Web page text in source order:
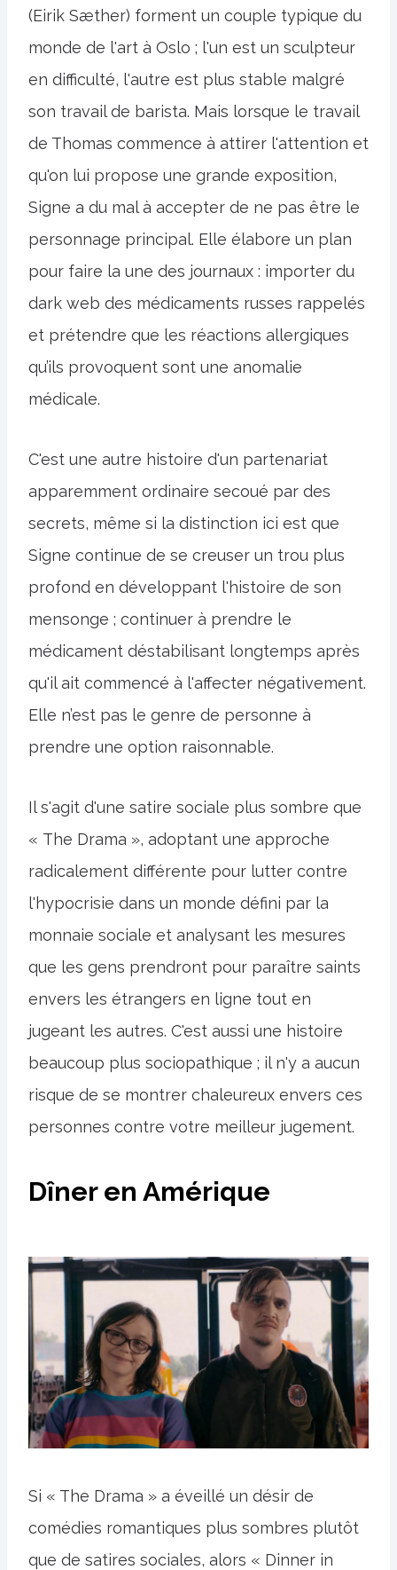
(Eirik Sæther) forment un couple typique du
monde de l'art à Oslo ; l'un est un sculpteur
en difficulté, l'autre est plus stable malgré
son travail de barista. Mais lorsque le travail
de Thomas commence à attirer l'attention et
qu'on lui propose une grande exposition,
Signe a du mal à accepter de ne pas être le
personnage principal. Elle élabore un plan
pour faire la une des journaux : importer du
dark web des médicaments russes rappelés
et prétendre que les réactions allergiques
qu’ils provoquent sont une anomalie
médicale.
C'est une autre histoire d'un partenariat
apparemment ordinaire secoué par des
secrets, même si la distinction ici est que
Signe continue de se creuser un trou plus
profond en développant l'histoire de son
mensonge ; continuer à prendre le
médicament déstabilisant longtemps après
qu'il ait commencé à l'affecter négativement.
Elle n’est pas le genre de personne à
prendre une option raisonnable.
Il s'agit d'une satire sociale plus sombre que
« The Drama », adoptant une approche
radicalement différente pour lutter contre
l'hypocrisie dans un monde défini par la
monnaie sociale et analysant les mesures
que les gens prendront pour paraître saints
envers les étrangers en ligne tout en
jugeant les autres. C'est aussi une histoire
beaucoup plus sociopathique ; il n'y a aucun
risque de se montrer chaleureux envers ces
personnes contre votre meilleur jugement.
Dîner en Amérique
Si « The Drama » a éveillé un désir de
comédies romantiques plus sombres plutôt
que de satires sociales, alors « Dinner in